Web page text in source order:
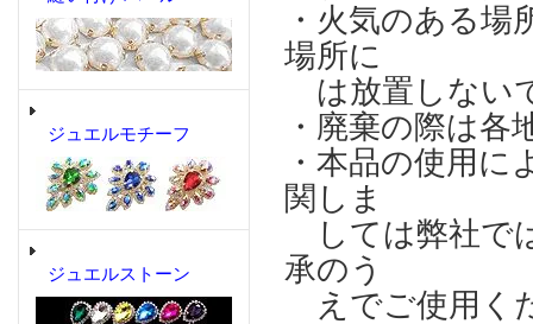
ジュエルモチーフ
ジュエルストーン
・火気のある場
場所に
は放置しない
・廃棄の際は
・本品の使用
関しま
しては弊社で
承のう
えでご使用く